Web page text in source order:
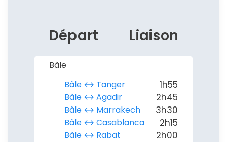
Départ Liaison
Bâle
Bâle ↔︎ Tanger
1h55
Bâle ↔︎ Agadir 2h45
Bâle ↔︎ Marrakech 3h30
Bâle ↔︎ Casablanca 2h15
Bâle ↔︎ Rabat 2h00